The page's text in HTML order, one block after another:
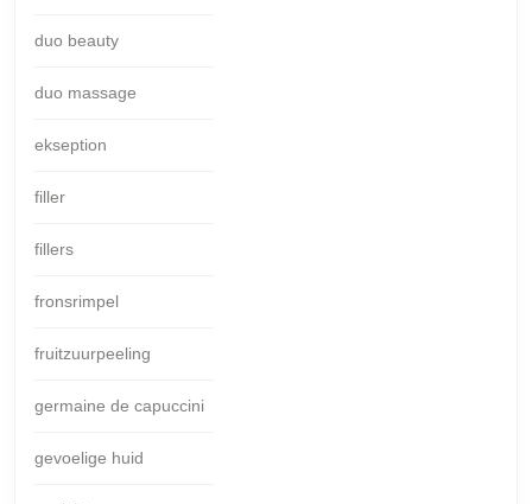
duo beauty
duo massage
ekseption
filler
fillers
fronsrimpel
fruitzuurpeeling
germaine de capuccini
gevoelige huid